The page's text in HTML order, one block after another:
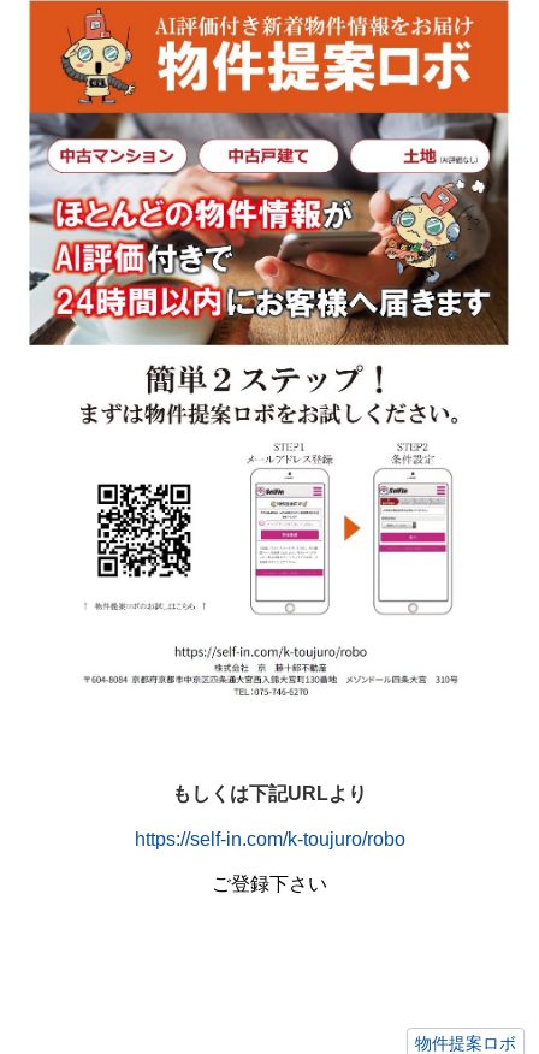
もしくは下記URLより
https://self-in.com/k-toujuro/robo
ご登録下さい
物件提案ロボ